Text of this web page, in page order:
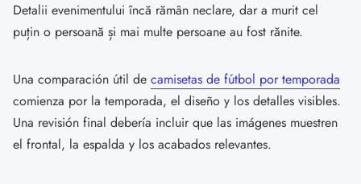
Detalii evenimentului încă rămân neclare, dar a murit cel
puțin o persoană și mai multe persoane au fost rănite.
Una comparación útil de camisetas de fútbol por temporada
comienza por la temporada, el diseño y los detalles visibles.
Una revisión final debería incluir que las imágenes muestren
el frontal, la espalda y los acabados relevantes.